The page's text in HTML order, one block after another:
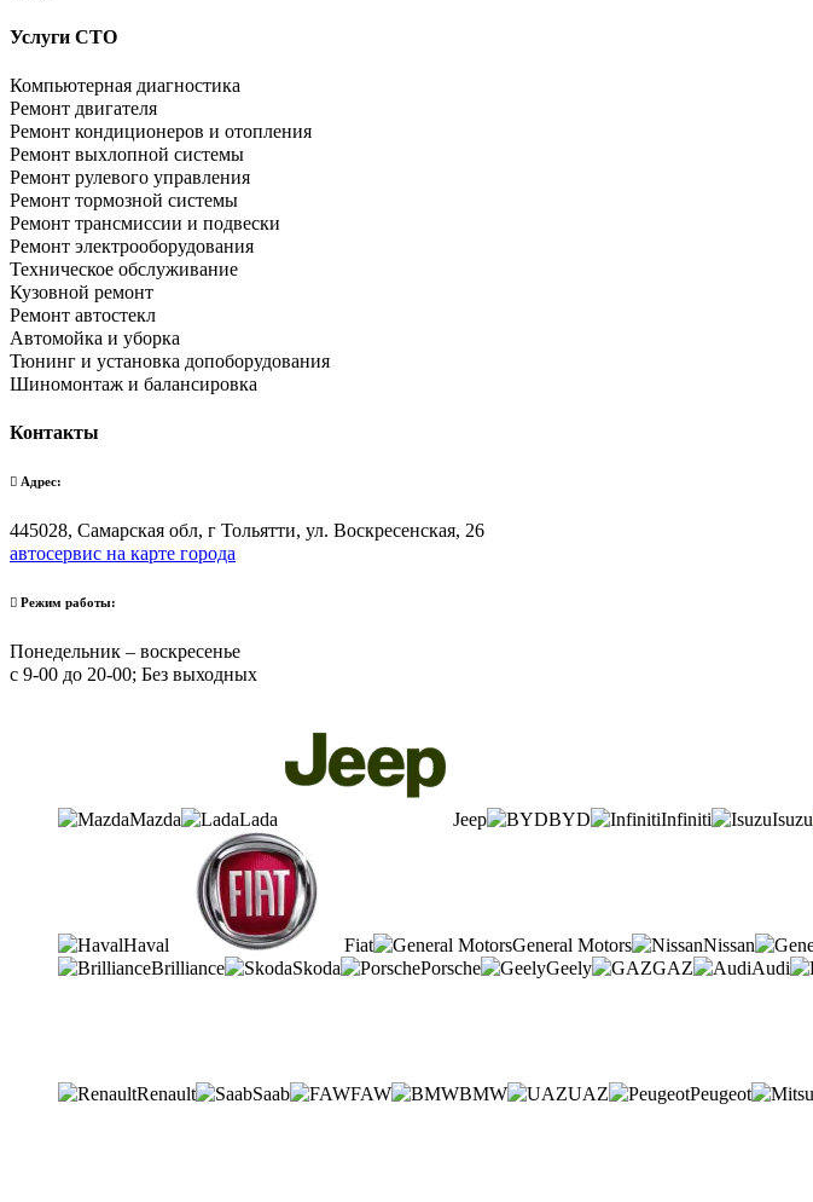
Услуги СТО
Компьютерная диагностика
Ремонт двигателя
Ремонт кондиционеров и отопления
Ремонт выхлопной системы
Ремонт рулевого управления
Ремонт тормозной системы
Ремонт трансмиссии и подвески
Ремонт электрооборудования
Техническое обслуживание
Кузовной ремонт
Ремонт автостекл
Автомойка и уборка
Тюнинг и установка допоборудования
Шиномонтаж и балансировка
Контакты
Адрес:
445028, Самарская обл, г Тольятти, ул. Воскресенская, 26
автосервис на карте города
Режим работы:
Понедельник – воскресенье
с 9-00 до 20-00; Без выходных
Mazda Lada Jeep BYD Infiniti Isuzu
Haval Fiat General Motors Nissan
Brilliance
Skoda Porsche Geely GAZ Audi
Renault Saab FAW BMW UAZ Peugeot